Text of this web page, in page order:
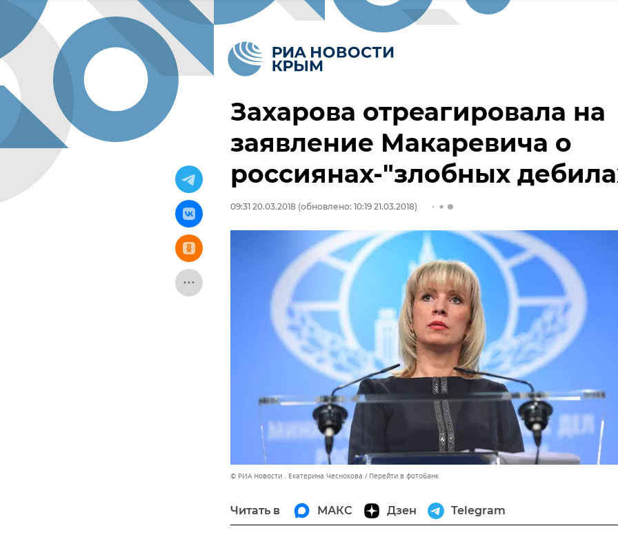
Захарова отреагировала на
заявление Макаревича о
россиянах-"злобных
09:31 20.03.2018 (обновлено: 10:19 21.03.2018)
© РИА Новости . Екатерина Чеснокова Перейти в фотобанк
Читать в МАКС Дзен Telegram